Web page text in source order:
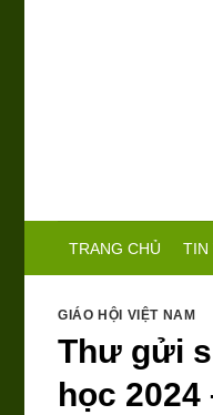
TRANG CHỦ TIN
GIÁO HỘI VIỆT NAM
Thư gửi
học 2024